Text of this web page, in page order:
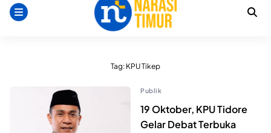
Tag: KPU Tikep
Publik
19 Oktober, KPU Tidore
Gelar Debat Terbuka